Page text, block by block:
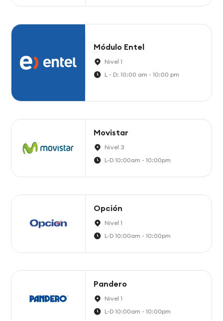
Módulo Entel
Nivel 1
L - D: 10:00 am - 10:00 pm
Movistar
Nivel 3
L-D 10:00am - 10:00pm
Opción
Nivel 1
L-D 10:00am - 10:00pm
Pandero
Nivel 1
L-D 10:00am - 10:00pm